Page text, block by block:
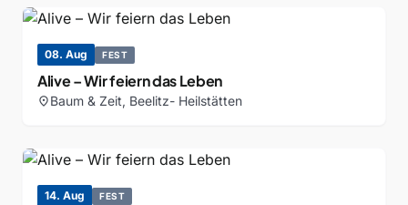
08. Aug FEST
Alive – Wir feiern das Leben
location_onBaum & Zeit, Beelitz- Heilstätten
14. Aug FEST